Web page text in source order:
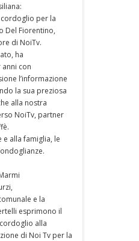
per la
Del Fiorentino,
di NoiTv.
ha
con
l’informazione
la sua preziosa
alla nostra
NoiTv, partner
alla famiglia, le
e la
esprimono il
alla
di Noi Tv per la